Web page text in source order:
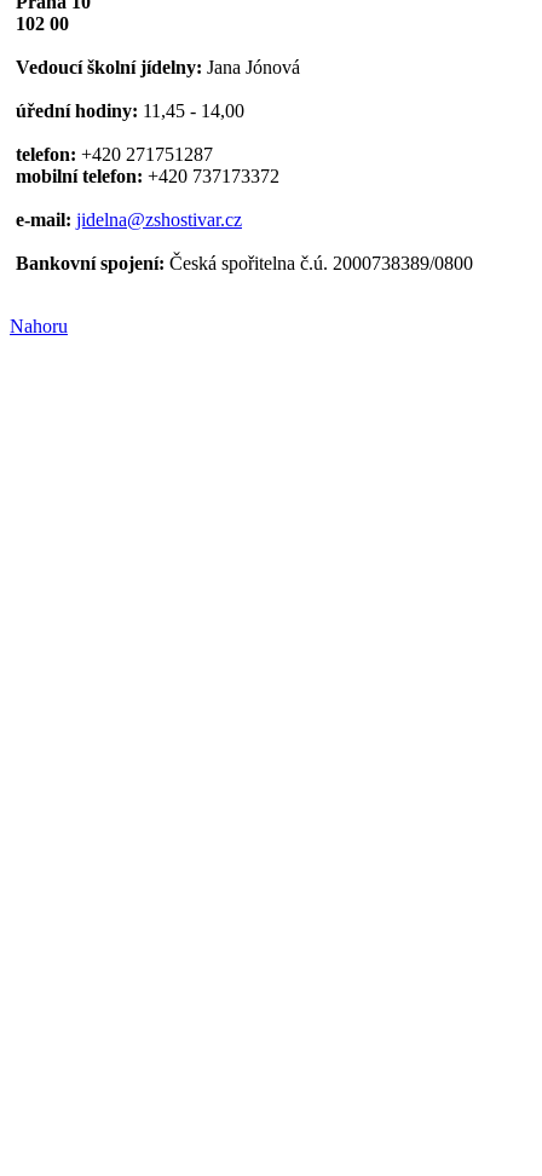
102 00
Vedoucí školní jídelny: Jana Jónová
úřední hodiny: 11,45 - 14,00
telefon: +420 271751287
mobilní telefon: +420 737173372
e-mail: jidelna@zshostivar.cz
Bankovní spojení: Česká spořitelna č.ú. 2000738389/0800
Nahoru